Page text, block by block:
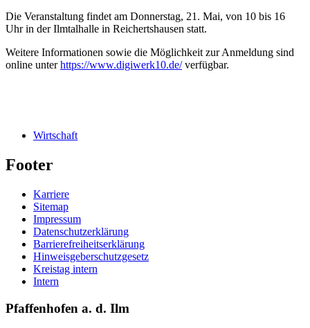
Die Veranstaltung findet am Donnerstag, 21. Mai, von 10 bis 16
Uhr in der Ilmtalhalle in Reichertshausen statt.
Weitere Informationen sowie die Möglichkeit zur Anmeldung sind
online unterhttps://www.digiwerk10.de/verfügbar.
Wirtschaft
Footer
Karriere
Sitemap
Impressum
Datenschutzerklärung
Barrierefreiheitserklärung
Hinweisgeberschutzgesetz
Kreistag intern
Intern
Pfaffenhofen a. d. Ilm